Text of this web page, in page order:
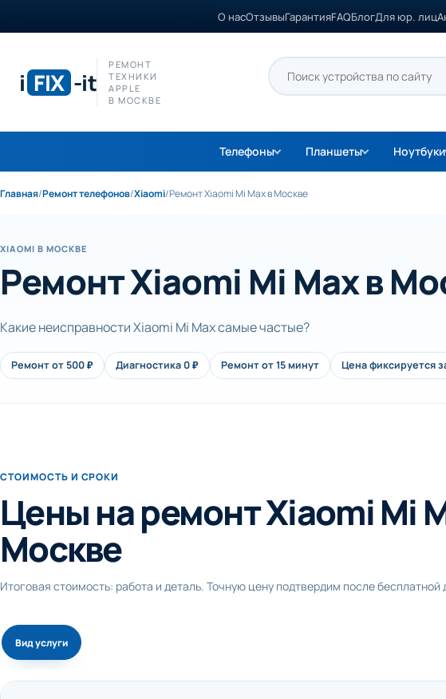
О насОтзывыГарантияFAQБлогДля юр. лиц
i FIX -it
РЕМОНТ
ТЕХНИКИ
APPLE
В МОСКВЕ
Телефоны Планшеты Ноутбуки
Главная/Ремонт телефонов/Xiaomi/Ремонт Xiaomi Mi Max в Москве
XIAOMI В МОСКВЕ
Ремонт Xiaomi Mi Max в
Какие неисправности Xiaomi Mi Mах самые частые?
Ремонт от 500 ₽ Диагностика 0 ₽ Ремонт от 15 минут Цена фиксируется
СТОИМОСТЬ И СРОКИ
Цены на ремонт Xiaomi Mi
Москве
Итоговая стоимость: работа и деталь. Точную цену подтвердим после бесплатной
Вид услуги